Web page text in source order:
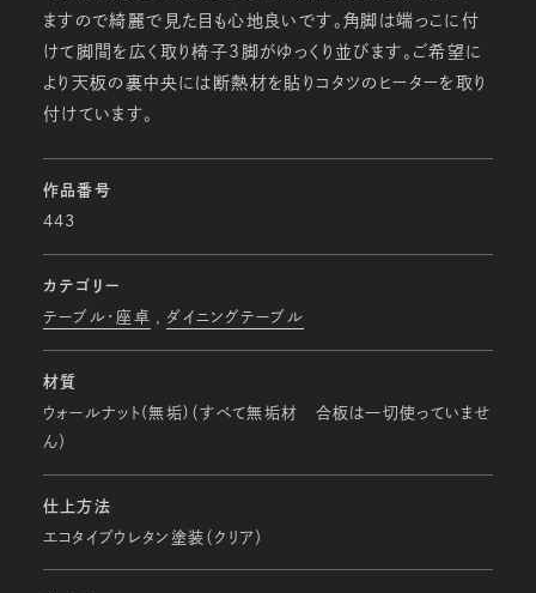
ますので綺麗で見た目も心地良いです。角脚は端っこに付
けて脚間を広く取り椅子3脚がゆっくり並びます。ご希望に
より天板の裏中央には断熱材を貼りコタツのヒーターを取り
付けています。
作品番号
443
カテゴリー
テーブル・座卓 ダイニングテーブル
材質
ウォールナット(無垢)（すべて無垢材 合板は一切使っていませ
ん）
仕上方法
エコタイプウレタン塗装（クリア）